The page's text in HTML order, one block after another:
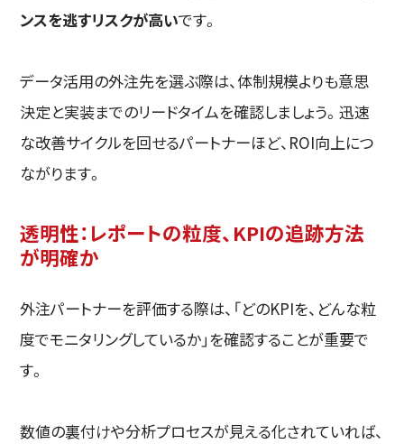
ンスを逃すリスクが高いです。
データ活用の外注先を選ぶ際は、体制規模よりも意思
決定と実装までのリードタイムを確認しましょう。迅速
な改善サイクルを回せるパートナーほど、ROI向上につ
ながります。
透明性：レポートの粒度、KPIの追跡方法
が明確か
外注パートナーを評価する際は、「どのKPIを、どんな粒
度でモニタリングしているか」を確認することが重要で
す。
数値の裏付けや分析プロセスが見える化されていれば、